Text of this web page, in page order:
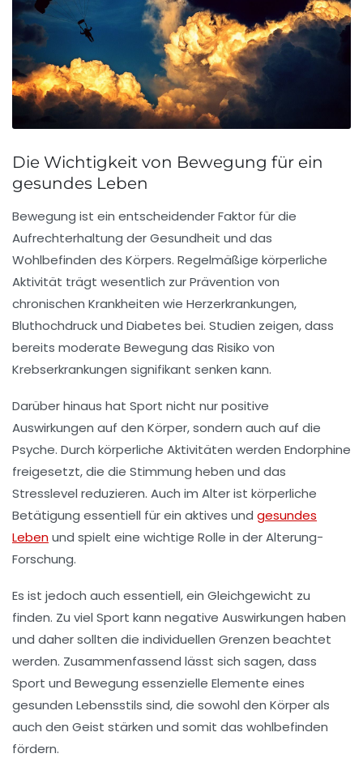
Die Wichtigkeit von Bewegung für ein
gesundes Leben
Bewegung ist ein entscheidender Faktor für die
Aufrechterhaltung derGesundheit und das
Wohlbefinden des Körpers. Regelmäßige körperliche
Aktivität trägt wesentlich zurPrävention von
chronischen Krankheiten wie Herzerkrankungen,
Bluthochdruck und Diabetes bei. Studien zeigen, dass
bereits moderate Bewegung das Risiko von
Krebserkrankungen signifikant senken kann.
Darüber hinaus hat Sport nicht nur positive
Auswirkungen auf den Körper, sondern auch auf die
Psyche. Durch körperliche Aktivitäten werden Endorphine
freigesetzt, die die Stimmung heben und das
Stresslevel reduzieren. Auch im Alter ist körperliche
Betätigung essentiell für ein aktives und gesundes
Lebenund spielt eine wichtige Rolle in derAlterung-
Forschung.
Es ist jedoch auch essentiell, ein Gleichgewicht zu
finden. Zu viel Sport kann negative Auswirkungen haben
und daher sollten die individuellen Grenzen beachtet
werden. Zusammenfassend lässt sich sagen, dass
Sport und Bewegung essenzielle Elemente eines
gesunden Lebensstils sind, die sowohl den Körper als
auch den Geist stärken und somit das wohlbefinden
fördern.